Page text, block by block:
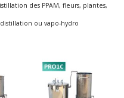
des PPAM, fleurs, plantes,
ou vapo-hydro